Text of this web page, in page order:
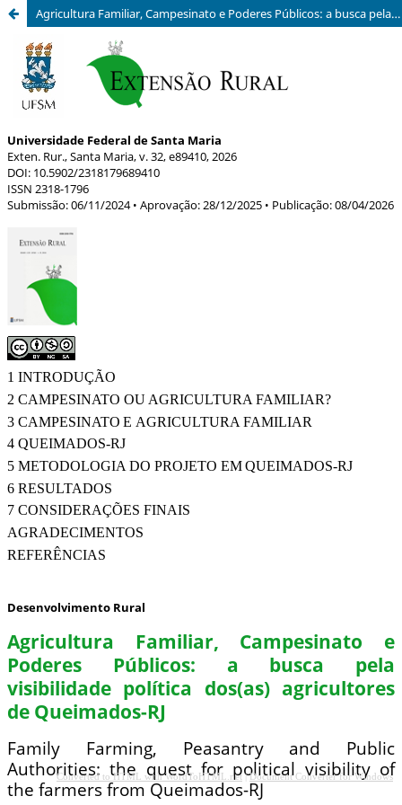
Agricultura Familiar, Campesinato e Poderes Públicos: a busca pela visibilidade política dos(as) agricultores de Queimados-RJ